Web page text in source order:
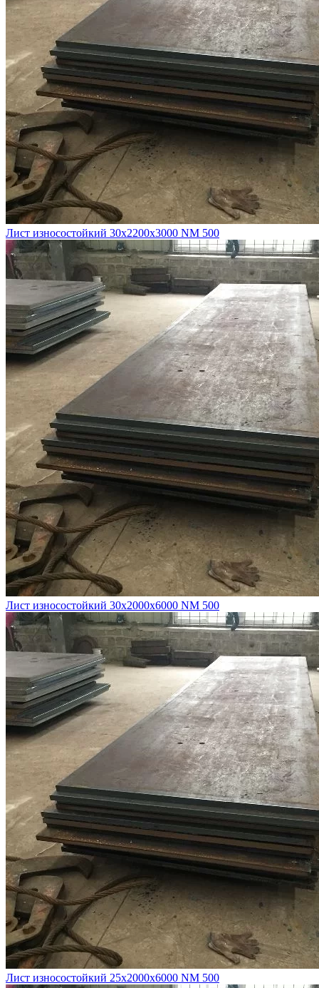
Лист износостойкий 30х2200х3000 NM 500
Лист износостойкий 30х2000х6000 NM 500
Лист износостойкий 25х2000х6000 NM 500